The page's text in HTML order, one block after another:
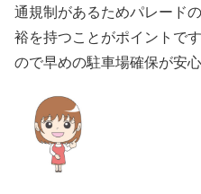
通規制があるためパレード
裕を持つことがポイントで
ので早めの駐車場確保が安心